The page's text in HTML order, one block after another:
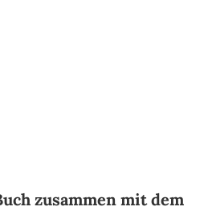
zusammen mit dem